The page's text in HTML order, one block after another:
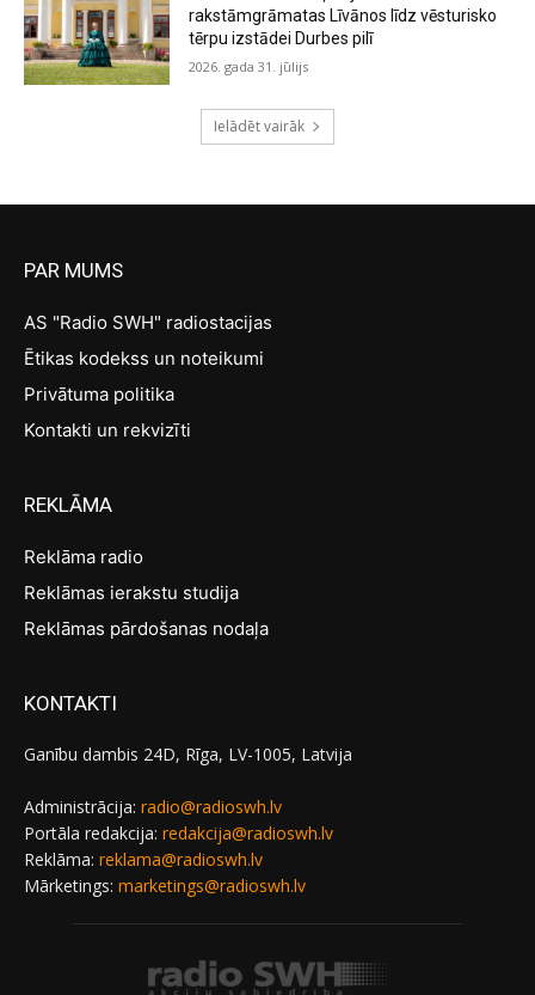
rakstāmgrāmatas Līvānos līdz vēsturisko
tērpu izstādei Durbes pilī
2026. gada 31. jūlijs
Ielādēt vairāk
PAR MUMS
AS "Radio SWH" radiostacijas
Ētikas kodekss un noteikumi
Privātuma politika
Kontakti un rekvizīti
REKLĀMA
Reklāma radio
Reklāmas ierakstu studija
Reklāmas pārdošanas nodaļa
KONTAKTI
Ganību dambis 24D, Rīga, LV-1005, Latvija
Administrācija: radio@radioswh.lv
Portāla redakcija: redakcija@radioswh.lv
Reklāma: reklama@radioswh.lv
Mārketings: marketings@radioswh.lv